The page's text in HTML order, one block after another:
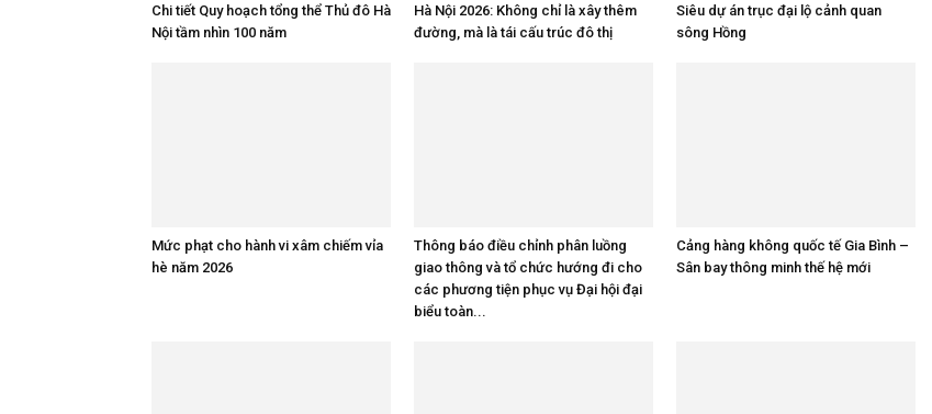
Chi tiết Quy hoạch tổng thể Thủ đô Hà
Nội tầm nhìn 100 năm
Hà Nội 2026: Không chỉ là xây thêm
đường, mà là tái cấu trúc đô thị
Siêu dự án trục đại lộ cảnh quan
sông Hồng
Mức phạt cho hành vi xâm chiếm vỉa
hè năm 2026
Thông báo điều chỉnh phân luồng
giao thông và tổ chức hướng đi cho
các phương tiện phục vụ Đại hội đại
biểu toàn...
Cảng hàng không quốc tế Gia Bình –
Sân bay thông minh thế hệ mới